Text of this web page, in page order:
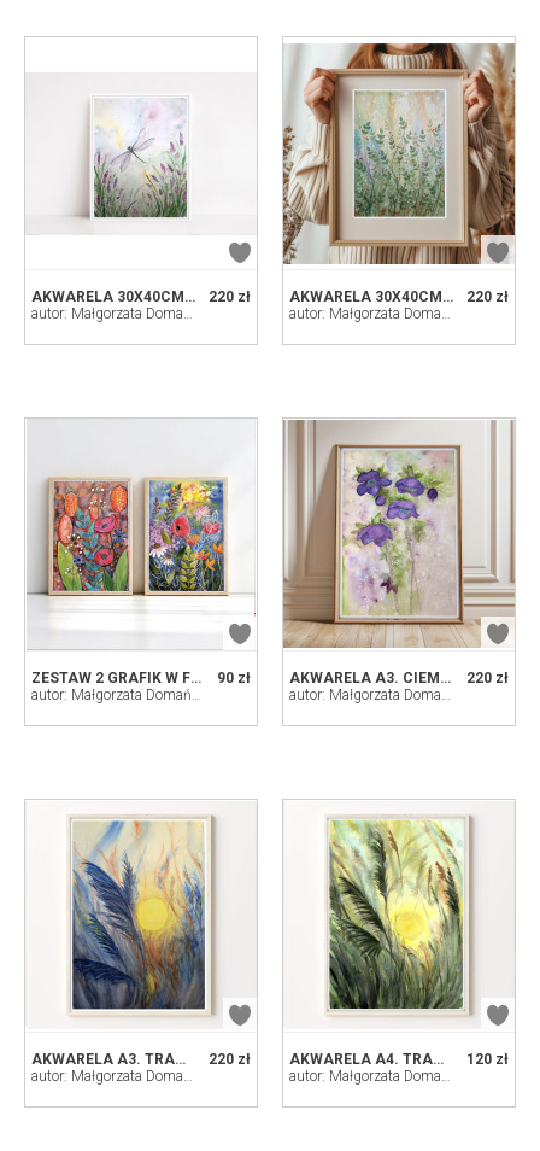
220 zł
AKWARELA 30X40CM. WAŻKA
autor: Małgorzata Domańska ART
220 zł
AKWARELA 30X40CM. ŁĄKA
autor: Małgorzata Domańska ART
90 zł
ZESTAW 2 GRAFIK W FORMACIE A3
autor: Małgorzata Domańska ART
220 zł
AKWARELA A3. CIEMIERNIK
autor: Małgorzata Domańska ART
220 zł
AKWARELA A3. TRAWY
autor: Małgorzata Domańska ART
120 zł
AKWARELA A4. TRAWY
autor: Małgorzata Domańska ART